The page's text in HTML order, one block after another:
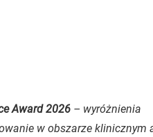
Award 2026 – wyróżnienia
w obszarze klinicznym